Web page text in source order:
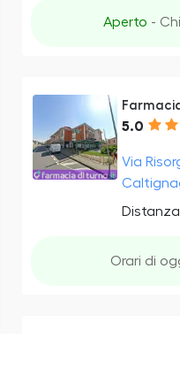
Aperto -
5.0
Via
Orari di